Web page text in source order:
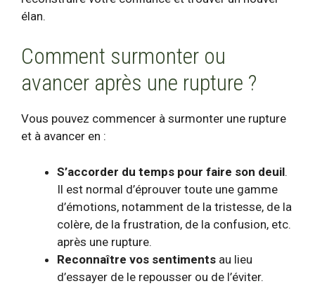
élan.
Comment surmonter ou
avancer après une rupture ?
Vous pouvez commencer à surmonter une rupture
et à avancer en :
S’accorder du temps pour faire son deuil.
Il est normal d’éprouver toute une gamme
d’émotions, notamment de la tristesse, de la
colère, de la frustration, de la confusion, etc.
après une rupture.
Reconnaître vos sentiments au lieu
d’essayer de le repousser ou de l’éviter.